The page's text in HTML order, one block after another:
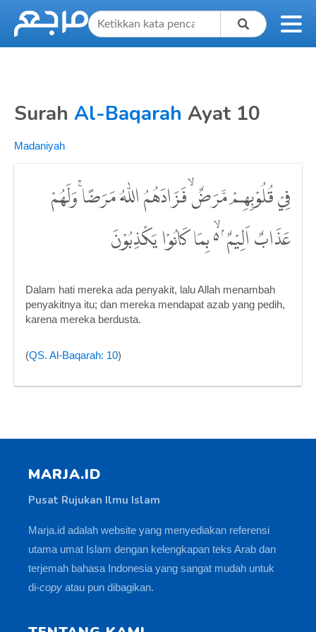
Surah Al-Baqarah Ayat 10
Madaniyah
فِيْ قُلُوْبِهِمْ مَّرَضٌۙ فَزَادَهُمُ اللّٰهُ مَرَضًاۚ وَلَهُمْ
عَذَابٌ اَلِيْمٌ ۢ ەۙ بِمَا كَانُوْا يَكْذِبُوْنَ
Dalam hati mereka ada penyakit, lalu Allah menambah
penyakitnya itu; dan mereka mendapat azab yang pedih,
karena mereka berdusta.
(QS. Al-Baqarah: 10)
MARJA.ID
Pusat Rujukan Ilmu Islam
Marja.id adalah website yang menyediakan referensi
utama umat Islam dengan kelengkapan teks Arab dan
terjemah bahasa Indonesia yang sangat mudah untuk
di-copy atau pun dibagikan.